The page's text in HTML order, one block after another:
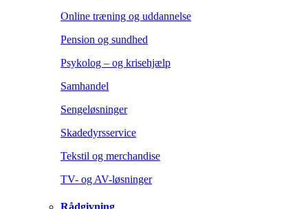
Online træning og uddannelse
Pension og sundhed
Psykolog – og krisehjælp
Samhandel
Sengeløsninger
Skadedyrsservice
Tekstil og merchandise
TV- og AV-løsninger
Rådgivning